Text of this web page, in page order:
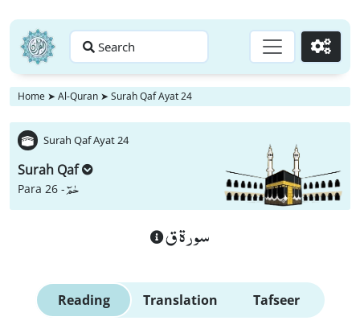
Search Go
Home ➤ Al-Quran ➤ Surah Qaf Ayat 24
Surah Qaf Ayat 24
Surah Qaf
Para 26 -حٰمٓ
سورة ق
Reading Translation Tafseer